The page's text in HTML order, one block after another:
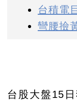
台積電
彎腰撿
台股大盤15